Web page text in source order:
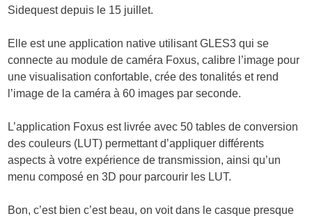
Sidequest depuis le 15 juillet.
Elle est une application native utilisant GLES3 qui se
connecte au module de caméra Foxus, calibre l’image pour
une visualisation confortable, crée des tonalités et rend
l’image de la caméra à 60 images par seconde.
L’application Foxus est livrée avec 50 tables de conversion
des couleurs (LUT) permettant d’appliquer différents
aspects à votre expérience de transmission, ainsi qu’un
menu composé en 3D pour parcourir les LUT.
Bon, c’est bien c’est beau, on voit dans le casque presque